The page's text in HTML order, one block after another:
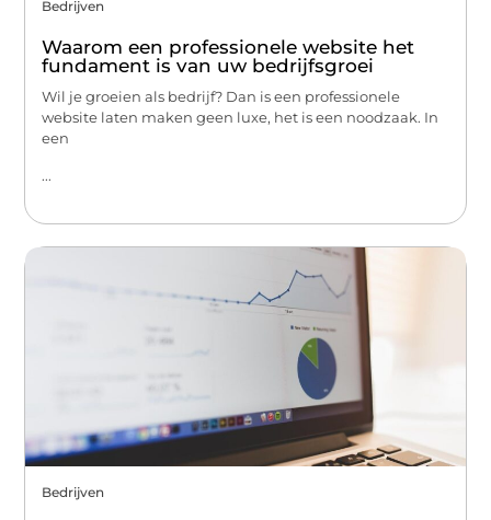
Bedrijven
Waarom een professionele website het
fundament is van uw bedrijfsgroei
Wil je groeien als bedrijf? Dan is een professionele
website laten maken geen luxe, het is een noodzaak. In
een
...
Bedrijven